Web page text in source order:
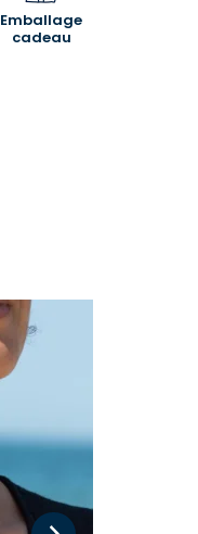
Emballage
cadeau